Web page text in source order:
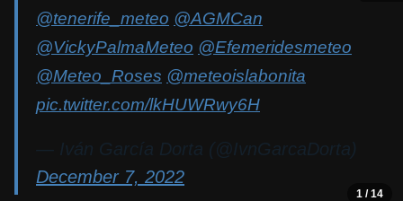
@tenerife_meteo @AGMCan
@VickyPalmaMeteo @Efemeridesmeteo
@Meteo_Roses @meteoislabonita
pic.twitter.com/lkHUWRwy6H
— Iván García Dorta (@IvnGarcaDorta)
December 7, 2022
1 / 14